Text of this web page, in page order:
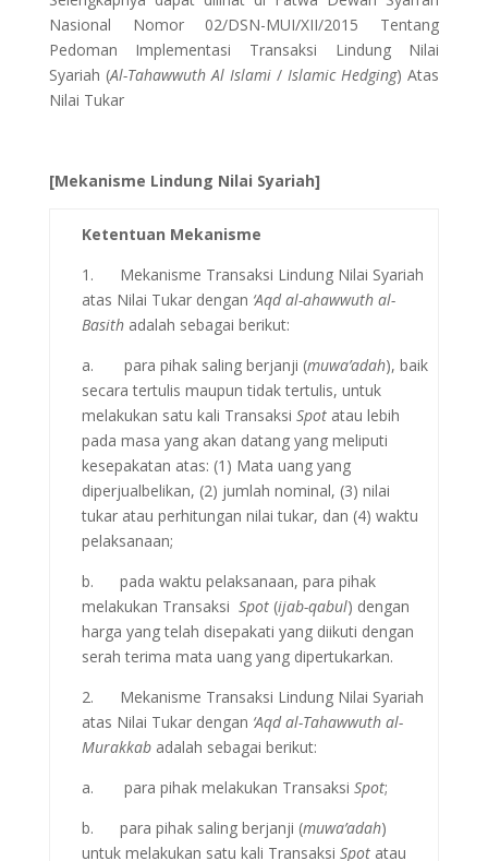
Nasional Nomor 02/DSN-MUI/XII/2015 Tentang
Pedoman Implementasi Transaksi Lindung Nilai
Syariah (Al-Tahawwuth Al Islami/Islamic Hedging) Atas
Nilai Tukar
[Mekanisme Lindung Nilai Syariah]
Ketentuan Mekanisme
1. Mekanisme Transaksi Lindung Nilai Syariah
atas Nilai Tukar dengan ‘Aqd al-ahawwuth al-
Basith adalah sebagai berikut:
a. para pihak saling berjanji (muwa’adah), baik
secara tertulis maupun tidak tertulis, untuk
melakukan satu kali Transaksi Spot atau lebih
pada masa yang akan datang yang meliputi
kesepakatan atas: (1) Mata uang yang
diperjualbelikan, (2) jumlah nominal, (3) nilai
tukar atau perhitungan nilai tukar, dan (4) waktu
pelaksanaan;
b. pada waktu pelaksanaan, para pihak
melakukan Transaksi Spot (ijab-qabul) dengan
harga yang telah disepakati yang diikuti dengan
serah terima mata uang yang dipertukarkan.
2. Mekanisme Transaksi Lindung Nilai Syariah
atas Nilai Tukar dengan ‘Aqd al-Tahawwuth al-
Murakkab adalah sebagai berikut:
a. para pihak melakukan Transaksi Spot;
b. para pihak saling berjanji (muwa’adah)
untuk melakukan satu kali Transaksi Spot atau